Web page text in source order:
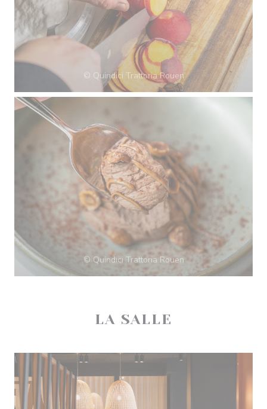
© Quindici Trattoria Rouen
© Quindici Trattoria Rouen
LA SALLE